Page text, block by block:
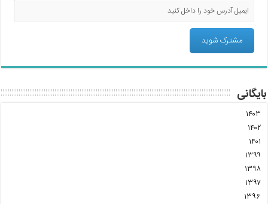
بایگانی
۱۴۰۳
۱۴۰۲
۱۴۰۱
۱۳۹۹
۱۳۹۸
۱۳۹۷
۱۳۹۶